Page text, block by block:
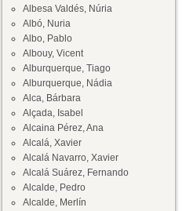
Albesa Valdés, Núria
Albó, Nuria
Albo, Pablo
Albouy, Vicent
Alburquerque, Tiago
Alburquerque, Nádia
Alca, Bárbara
Alçada, Isabel
Alcaina Pérez, Ana
Alcalá, Xavier
Alcalá Navarro, Xavier
Alcalá Suárez, Fernando
Alcalde, Pedro
Alcalde, Merlín